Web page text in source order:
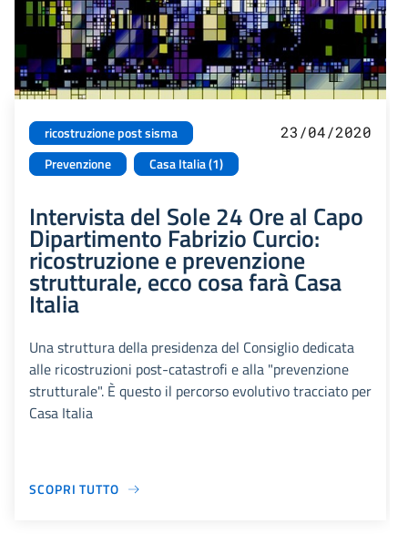
ricostruzione post sisma
Prevenzione
Casa Italia (1)
23/04/2020
Intervista del Sole 24 Ore al Capo
Dipartimento Fabrizio Curcio:
ricostruzione e prevenzione
strutturale, ecco cosa farà Casa
Italia
Una struttura della presidenza del Consiglio dedicata
alle ricostruzioni post-catastrofi e alla "prevenzione
strutturale". È questo il percorso evolutivo tracciato per
Casa Italia
SCOPRI TUTTO